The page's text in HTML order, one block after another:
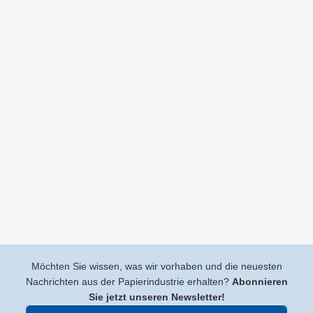
Möchten Sie wissen, was wir vorhaben und die neuesten
Nachrichten aus der Papierindustrie erhalten? Abonnieren
Sie jetzt unseren Newsletter!